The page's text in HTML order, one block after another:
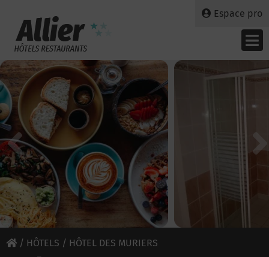
Espace pro
/ HÔTELS / HÔTEL DES MURIERS